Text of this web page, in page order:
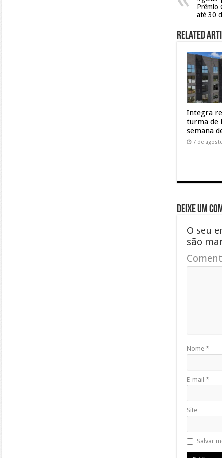
Prêmio
até 30
Related
Integra
turma de
semana
7 de
Deixe um
O seu
são
Nome *
E-mail *
Site
Salvar